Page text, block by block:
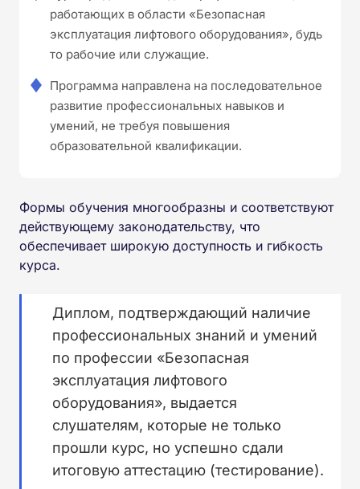
работающих в области «Безопасная
эксплуатация лифтового оборудования», будь
то рабочие или служащие.
Программа направлена на последовательное
развитие профессиональных навыков и
умений, не требуя повышения
образовательной квалификации.
Формы обучения многообразны и соответствуют
действующему законодательству, что
обеспечивает широкую доступность и гибкость
курса.
Диплом, подтверждающий наличие
профессиональных знаний и умений
по профессии «Безопасная
эксплуатация лифтового
оборудования», выдается
слушателям, которые не только
прошли курс, но успешно сдали
итоговую аттестацию (тестирование).